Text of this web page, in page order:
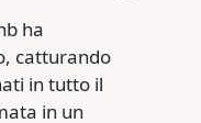
ha
catturando
in tutto il
in un